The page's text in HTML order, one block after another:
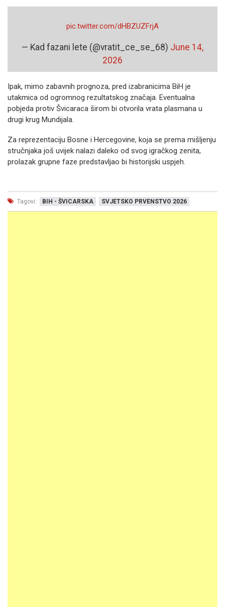
pic.twitter.com/dHBZUZFrjA
— Kad fazani lete (@vratit_ce_se_68) June 14,
2026
Ipak, mimo zabavnih prognoza, pred izabranicima BiH je
utakmica od ogromnog rezultatskog značaja. Eventualna
pobjeda protiv Švicaraca širom bi otvorila vrata plasmana u
drugi krug Mundijala.
Za reprezentaciju Bosne i Hercegovine, koja se prema mišljenju
stručnjaka još uvijek nalazi daleko od svog igračkog zenita,
prolazak grupne faze predstavljao bi historijski uspjeh.
Tagovi: BIH - ŠVICARSKA SVJETSKO PRVENSTVO 2026